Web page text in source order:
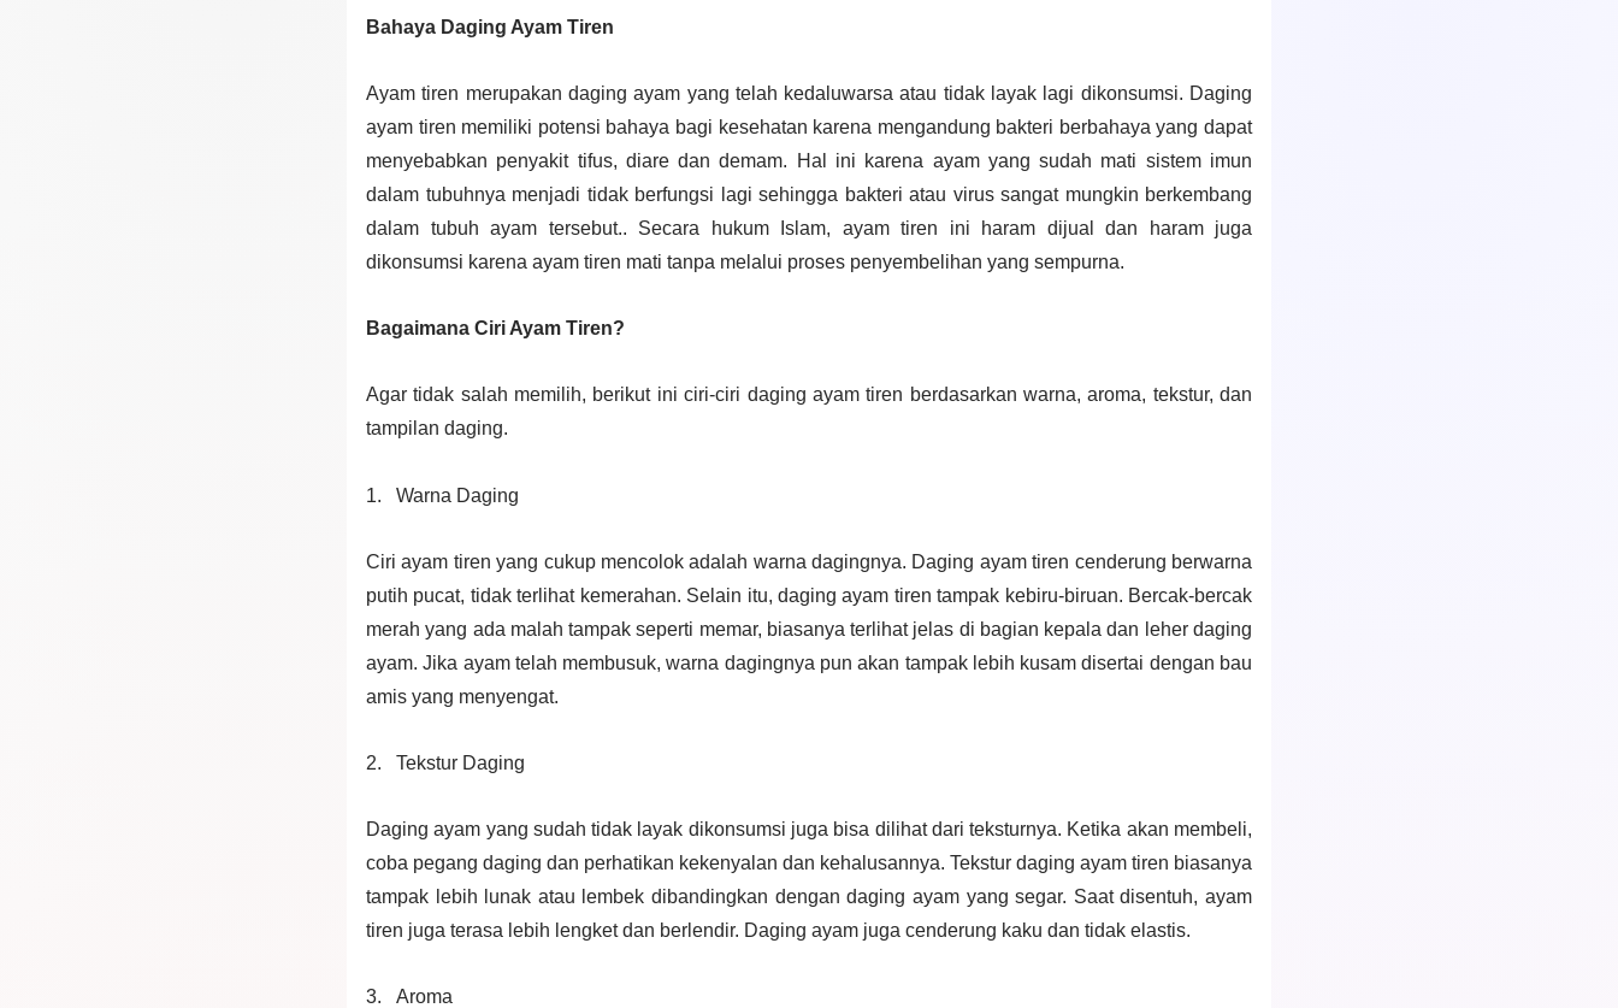
Bahaya Daging Ayam Tiren
Ayam tiren merupakan daging ayam yang telah kedaluwarsa atau tidak layak lagi dikonsumsi. Daging
ayam tiren memiliki potensi bahaya bagi kesehatan karena mengandung bakteri berbahaya yang dapat
menyebabkan penyakit tifus, diare dan demam. Hal ini karena ayam yang sudah mati sistem imun
dalam tubuhnya menjadi tidak berfungsi lagi sehingga bakteri atau virus sangat mungkin berkembang
dalam tubuh ayam tersebut.. Secara hukum Islam, ayam tiren ini haram dijual dan haram juga
dikonsumsi karena ayam tiren mati tanpa melalui proses penyembelihan yang sempurna.
Bagaimana Ciri Ayam Tiren?
Agar tidak salah memilih, berikut ini ciri-ciri daging ayam tiren berdasarkan warna, aroma, tekstur, dan
tampilan daging.
1. Warna Daging
Ciri ayam tiren yang cukup mencolok adalah warna dagingnya. Daging ayam tiren cenderung berwarna
putih pucat, tidak terlihat kemerahan. Selain itu, daging ayam tiren tampak kebiru-biruan. Bercak-bercak
merah yang ada malah tampak seperti memar, biasanya terlihat jelas di bagian kepala dan leher daging
ayam. Jika ayam telah membusuk, warna dagingnya pun akan tampak lebih kusam disertai dengan bau
amis yang menyengat.
2. Tekstur Daging
Daging ayam yang sudah tidak layak dikonsumsi juga bisa dilihat dari teksturnya. Ketika akan membeli,
coba pegang daging dan perhatikan kekenyalan dan kehalusannya. Tekstur daging ayam tiren biasanya
tampak lebih lunak atau lembek dibandingkan dengan daging ayam yang segar. Saat disentuh, ayam
tiren juga terasa lebih lengket dan berlendir. Daging ayam juga cenderung kaku dan tidak elastis.
3. Aroma